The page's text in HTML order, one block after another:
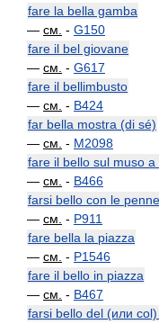
fare la bella gamba
— см. - G150
fare il bel giovane
— см. - G617
fare il bellimbusto
— см. - B424
far bella mostra (di sé)
— см. - M2098
fare il bello sul muso a
— см. - B466
farsi bello con le
— см. - P911
fare bella la piazza
— см. - P1546
fare il bello in piazza
— см. - B467
farsi bello del (или